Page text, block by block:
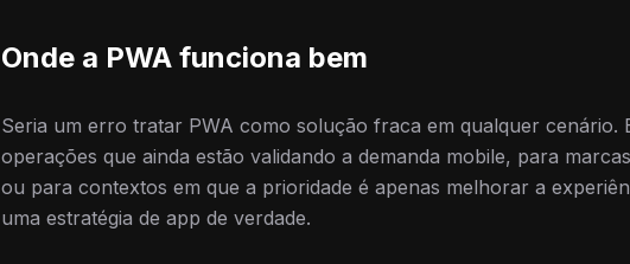
Onde a PWA funciona bem
Seria um erro tratar PWA como solução fraca em qualquer cenário.
operações que ainda estão validando a demanda mobile, para
ou para contextos em que a prioridade é apenas melhorar a
uma estratégia de app de verdade.